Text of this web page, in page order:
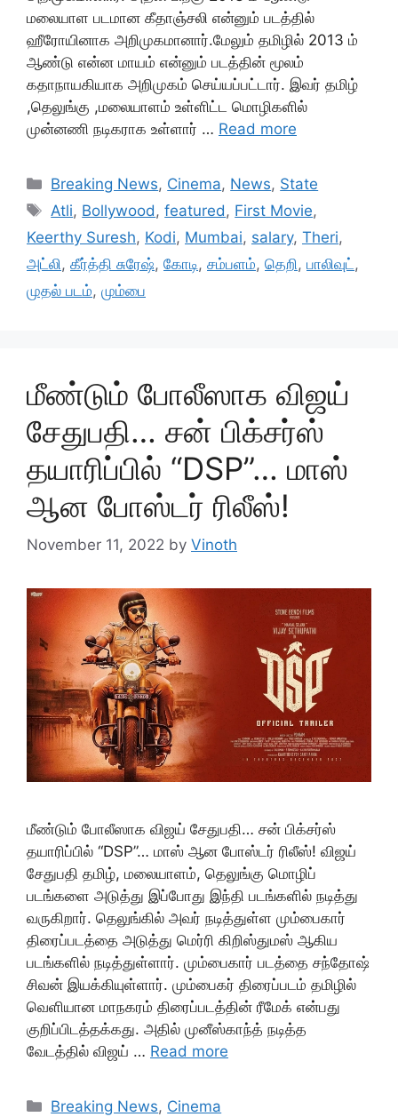
மலையாள படமான கீதாஞ்சலி என்னும் படத்தில்
ஹீரோயினாக அறிமுகமானார்.மேலும் தமிழில் 2013 ம்
ஆண்டு என்ன மாயம் என்னும் படத்தின் மூலம்
கதாநாயகியாக அறிமுகம் செய்யப்பட்டார். இவர் தமிழ்
,தெலுங்கு ,மலையாளம் உள்ளிட்ட மொழிகளில்
முன்னணி நடிகராக உள்ளார் … Read more
Categories
Breaking News, Cinema, News, State
Tags
Atli, Bollywood ,featured , First Movie,
Keerthy Suresh, Kodi, Mumbai, salary, Theri,
அட்லி , கீர்த்தி சுரேஷ், கோடி , சம்பளம், தெறி , பாலிவுட் ,
முதல் படம், மும்பை
மீண்டும் போலீஸாக விஜய்
சேதுபதி… சன் பிக்சர்ஸ்
தயாரிப்பில் “DSP”… மாஸ்
ஆன போஸ்டர் ரிலீஸ்!
November 11, 2022 by Vinoth
மீண்டும் போலீஸாக விஜய் சேதுபதி… சன் பிக்சர்ஸ்
தயாரிப்பில் “DSP”… மாஸ் ஆன போஸ்டர் ரிலீஸ்! விஜய்
சேதுபதி தமிழ், மலையாளம், தெலுங்கு மொழிப்
படங்களை அடுத்து இப்போது இந்தி படங்களில் நடித்து
வருகிறார். தெலுங்கில் அவர் நடித்துள்ள மும்பைகார்
திரைப்படத்தை அடுத்து மெர்ரி கிறிஸ்துமஸ் ஆகிய
படங்களில் நடித்துள்ளார். மும்பைகார் படத்தை சந்தோஷ்
சிவன் இயக்கியுள்ளார். மும்பைகர் திரைப்படம் தமிழில்
வெளியான மாநகரம் திரைப்படத்தின் ரீமேக் என்பது
குறிப்பிடத்தக்கது. அதில் முனீஸ்காந்த் நடித்த
வேடத்தில் விஜய் … Read more
Categories
Breaking News, Cinema